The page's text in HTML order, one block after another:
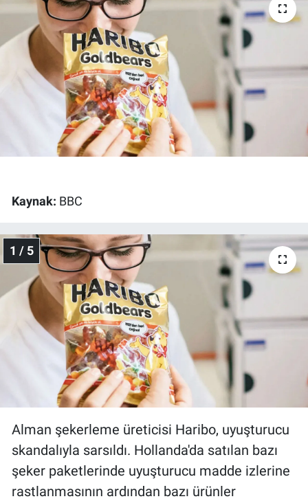
Kaynak: BBC
1 / 5
Alman şekerleme üreticisi Haribo, uyuşturucu
skandalıyla sarsıldı. Hollanda'da satılan bazı
şeker paketlerinde uyuşturucu madde izlerine
rastlanmasının ardından bazı ürünler
Eğlence
Ekonomi
Forum
Gerçeğin İzinde
Gün Başlıyor
Gün Bitiyor
Gündem Özel
Günün görüntüsü
Haber
Kimdir
Koronavirüs
Kültür Sanat